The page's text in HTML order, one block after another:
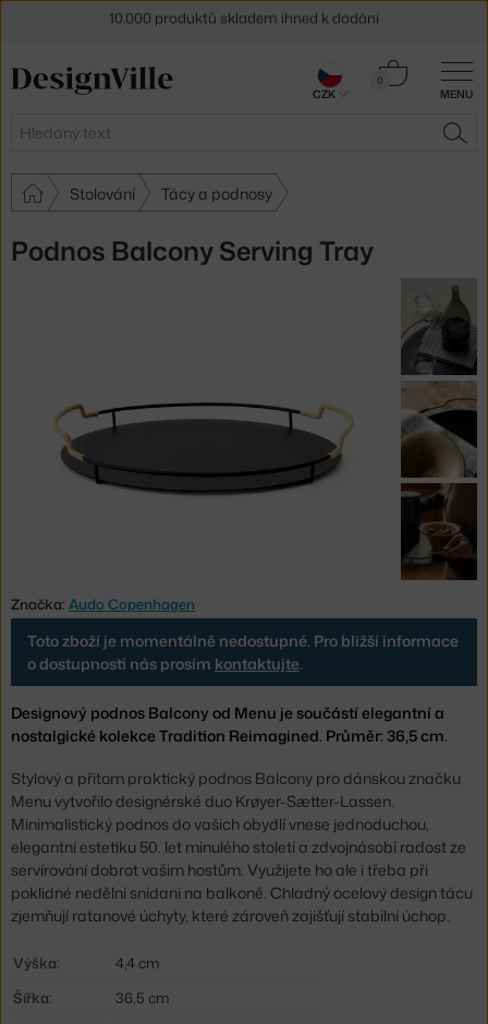
MENU
Hledat
0
Košík
Stolování Tácy a podnosy
Podnos Balcony Serving Tray
Značka: Audo Copenhagen
Toto zboží je momentálně nedostupné. Pro bližší informace
o dostupnosti nás prosím kontaktujte.
Designový podnos Balcony od Menu je součástí elegantní a
nostalgické kolekce Tradition Reimagined. Průměr: 36,5 cm.
Stylový a přitom praktický podnos Balcony pro dánskou značku
Menu vytvořilo designérské duo Krøyer-Sætter-Lassen.
Minimalistický podnos do vašich obydlí vnese jednoduchou,
elegantní estetiku 50. let minulého století a zdvojnásobí radost ze
servírování dobrot vašim hostům. Využijete ho ale i třeba při
poklidné nedělní snídani na balkoně. Chladný ocelový design tácu
zjemňují ratanové úchyty, které zároveň zajišťují stabilní úchop.
Výška:
4,4 cm
Šířka:
36,5 cm
30 dní na vrácení zbožíCZK